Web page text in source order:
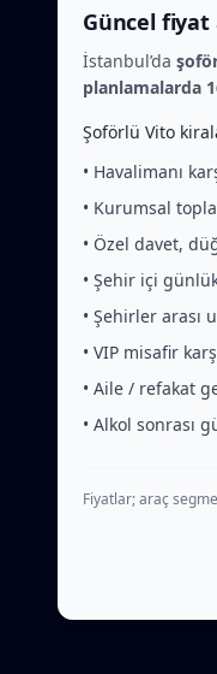
Güncel fiyat
İstanbul’da
planlamalarda
Şoförlü Vito
• Havalimanı
• Kurumsal
• Özel davet,
• Şehir içi
• Şehirler arası
• VIP misafir
• Aile / refakat
• Alkol sonrası
Fiyatlar; araç